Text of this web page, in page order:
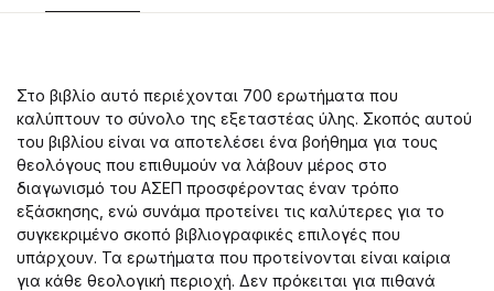
Στο βιβλίο αυτό περιέχονται 700 ερωτήματα που
καλύπτουν το σύνολο της εξεταστέας ύλης. Σκοπός αυτού
του βιβλίου είναι να αποτελέσει ένα βοήθημα για τους
θεολόγους που επιθυμούν να λάβουν μέρος στο
διαγωνισμό του ΑΣΕΠ προσφέροντας έναν τρόπο
εξάσκησης, ενώ συνάμα προτείνει τις καλύτερες για το
συγκεκριμένο σκοπό βιβλιογραφικές επιλογές που
υπάρχουν. Τα ερωτήματα που προτείνονται είναι καίρια
για κάθε θεολογική περιοχή. Δεν πρόκειται για πιθανά